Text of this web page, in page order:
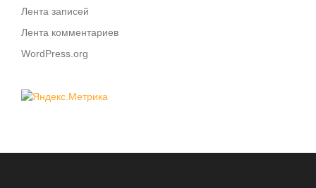
Лента записей
Лента комментариев
WordPress.org